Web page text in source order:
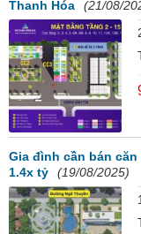
Thanh Hóa
(21/08/
Gia đình cần bán
1.4x tỷ
(19/08/2025)